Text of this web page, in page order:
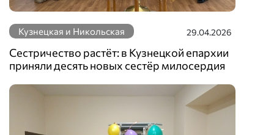
Кузнецкая и Никольская 29.04.2026
Сестричество растёт: в Кузнецкой епархии
приняли десять новых сестёр милосердия